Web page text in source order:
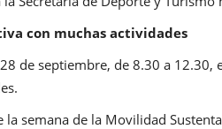
con muchas actividades
de septiembre, de 8.30 a 12.30,
la semana de la Movilidad